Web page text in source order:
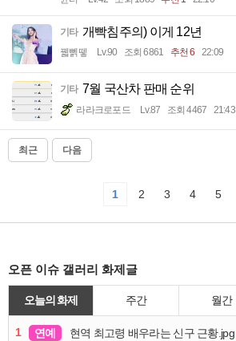
기타 개빡침주의) 이게 12년
꿻뻵뗗 Lv.90 조회 6861 추천 6 22:09
기타 7월 국산차 판매 순위
라라크로포드 Lv.87 조회 4467 21:43
최근 다음
1 2 3 4 5
오픈 이슈 갤러리 화제글
오늘의 화제 주간 월간
1 연예 현역 최고령 배우라는 신구 근황.jpg